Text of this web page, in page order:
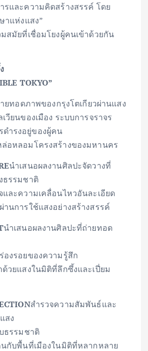
และความคิดสร้างสรรค์ โดย
าแห่งแสง”
สมัยที่เชื่อมโยงผู้คนเข้าด้วยกัน
TOKYO”
ยทอดภาพของกรุงโตเกียวผ่านแสง
วียนของเมือง ระบบการจราจร
ำรงอยู่ของผู้คน
อหลอมโครงสร้างของมหานคร
นำเสนอผลงานศิลปะจัดวางที่
ธรรมชาติ
ละความเคลื่อนไหวอันละเอียด
นการใช้แสงอย่างสร้างสรรค์
นำเสนอผลงานศิลปะที่ถ่ายทอด
องรอยของความรู้สึก
วยแสงในมิติที่ลึกซึ้งและเปี่ยม
สำรวจความสัมพันธ์และ
สง
ธรรมชาติ
กับพื้นที่เมืองในมิติที่หลากหลาย